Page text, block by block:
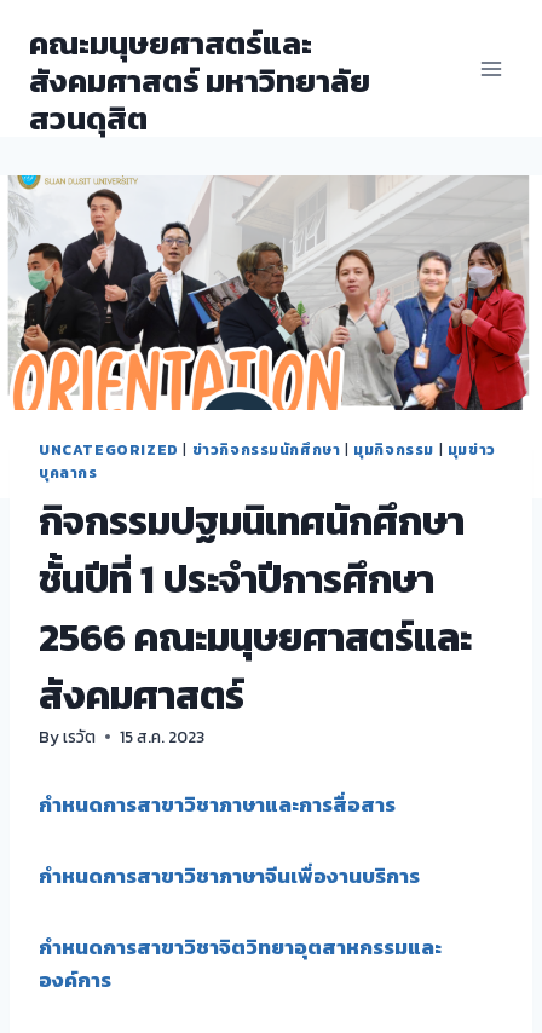
content
คณะมนุษยศาสตร์และ
สังคมศาสตร์ มหาวิทยาลัย
สวนดุสิต
UNCATEGORIZED | ข่าวกิจกรรมนักศึกษา | มุมกิจกรรม | มุมข่าว
บุคลากร
กิจกรรมปฐมนิเทศนักศึกษา
ชั้นปีที่ 1 ประจำปีการศึกษา
2566 คณะมนุษยศาสตร์และ
สังคมศาสตร์
Byเรวัต 15 ส.ค. 2023
กำหนดการสาขาวิชาภาษาและการสื่อสาร
กำหนดการสาขาวิชาภาษาจีนเพื่องานบริการ
กำหนดการสาขาวิชาจิตวิทยาอุตสาหกรรมและ
องค์การ